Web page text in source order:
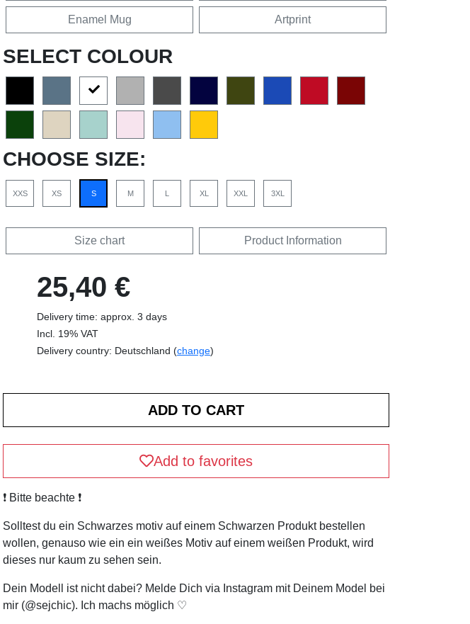
Enamel Mug Artprint
SELECT COLOUR
CHOOSE SIZE:
XXS XS S M L XL XXL 3XL
Size chart Product Information
25,40 €
Delivery time: approx. 3 days
Incl. 19% VAT
Delivery country: Deutschland (change)
Add to favorites
❗️ Bitte beachte ❗️
Solltest du ein Schwarzes motiv auf einem Schwarzen Produkt bestellen
wollen, genauso wie ein ein weißes Motiv auf einem weißen Produkt, wird
dieses nur kaum zu sehen sein.
Dein Modell ist nicht dabei? Melde Dich via Instagram mit Deinem Model bei
mir (@sejchic). Ich machs möglich ♡